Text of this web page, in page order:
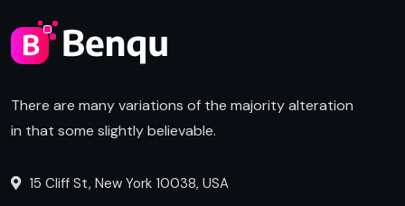
There are many variations of the majority alteration
in that some slightly believable.
15 Cliff St, New York 10038, USA